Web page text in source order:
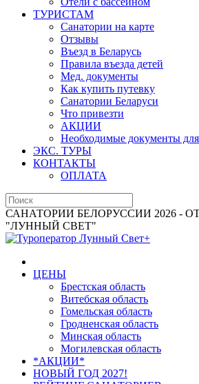
ТУРИСТАМ
Санатории на карте
Отзывы
Въезд в Беларусь
Правила въезда детей
Мед. документы
Как купить путевку
Санатории Беларуси
Что привезти
АКЦИИ
Необходимые документы для
ЭКС. ТУРЫ
КОНТАКТЫ
ОПЛАТА
САНАТОРИИ БЕЛОРУССИИ 2026 -
"ЛУННЫЙ СВЕТ"
ЦЕНЫ
Брестская область
Витебская область
Гомельская область
Гродненская область
Минская область
Могилевская область
*АКЦИИ*
НОВЫЙ ГОД 2027!